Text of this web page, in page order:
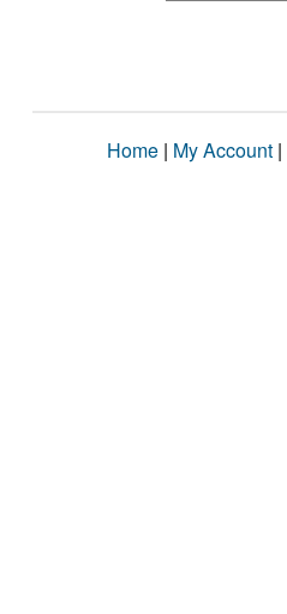
Home | My Account |